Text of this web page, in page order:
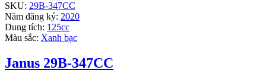
SKU: 29B-347CC
Năm đăng ký: 2020
Dung tích: 125cc
Màu sắc: Xanh bạc
Janus 29B-347CC